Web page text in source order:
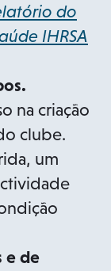
do
IHRSA
na criação
clube.
um
e de